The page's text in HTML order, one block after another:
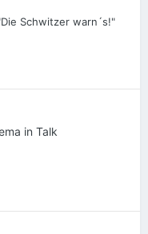
Schwitzer warn´s!"
in Talk